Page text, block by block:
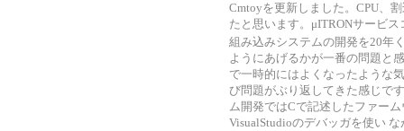
Cmtoyを更新しました。CPU、
たと思います。μITRONサービ
組み込みシステムの開発を20年
ようにあげるかが一番の問題と
で一時的にはよくなったような
び問題がぶり返してきた感じで
ム開発ではCで記述したファー
VisualStudioのデバッガを使い